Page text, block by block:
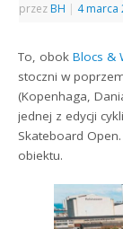
przez BH | 4 marca
To, obokBlocs &
stoczni w
(Kopenhaga,
jednej z edycji
Skateboard
obiektu.